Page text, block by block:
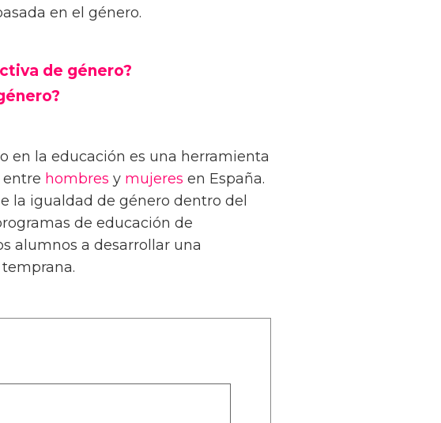
en el género.
de género?
en la educación es una herramienta
hombres y mujeres en España.
la igualdad de género dentro del
de educación de
alumnos a desarrollar una